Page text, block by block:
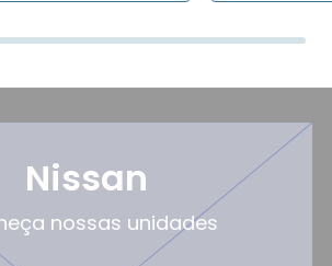
Nissan
nossas unidades